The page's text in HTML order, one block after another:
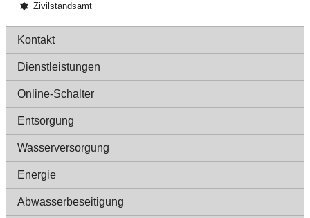
Zivilstandsamt
Kontakt
Dienstleistungen
Online-Schalter
Entsorgung
Wasserversorgung
Energie
Abwasserbeseitigung